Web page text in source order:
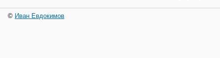
© Иван Евдокимов